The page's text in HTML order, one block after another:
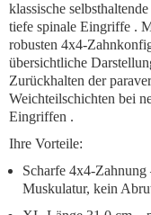
klassische
tiefe spinale Eingriffe .
robusten 4x4-
übersichtliche
Zurückhalten der
Weichteilschichten bei
Eingriffen .
Ihre Vorteile:
Scharfe 4x4-Zahnung
Muskulatur, kein